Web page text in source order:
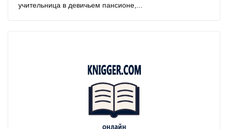
учительница в девичьем пансионе,...